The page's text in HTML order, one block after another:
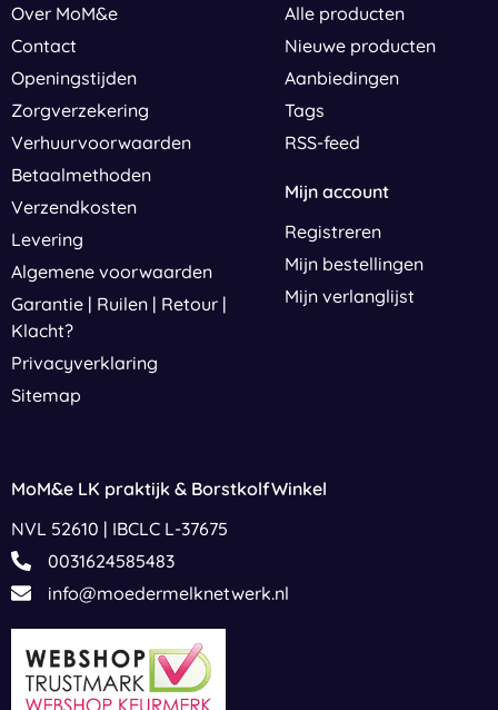
Over MoM&e
Contact
Openingstijden
Zorgverzekering
Verhuurvoorwaarden
Betaalmethoden
Verzendkosten
Levering
Algemene voorwaarden
Garantie | Ruilen | Retour |
Klacht?
Privacyverklaring
Sitemap
Alle producten
Nieuwe producten
Aanbiedingen
Tags
RSS-feed
Mijn account
Registreren
Mijn bestellingen
Mijn verlanglijst
MoM&e LK praktijk & BorstkolfWinkel
NVL 52610 | IBCLC L-37675
0031624585483
info@moedermelknetwerk.nl